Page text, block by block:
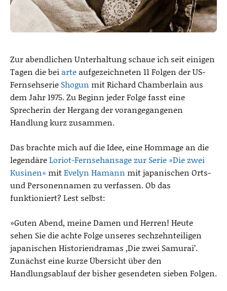
Zur abendlichen Unterhaltung schaue ich seit einigen
Tagen die bei arte aufgezeichneten 11 Folgen der US-
Fernsehserie Shogun mit Richard Chamberlain aus
dem Jahr 1975. Zu Beginn jeder Folge fasst eine
Sprecherin der Hergang der vorangegangenen
Handlung kurz zusammen.
Das brachte mich auf die Idee, eine Hommage an die
legendäreLoriot-Fernsehansage zur Serie »Die zwei
Kusinen« mitEvelyn Hamann mit japanischen Orts-
und Personennamen zu verfassen. Ob das
funktioniert? Lest selbst:
»Guten Abend, meine Damen und Herren! Heute
sehen Sie die achte Folge unseres sechzehnteiligen
japanischen Historiendramas ,Die zwei Samurai’.
Zunächst eine kurze Übersicht über den
Handlungsablauf der bisher gesendeten sieben Folgen.